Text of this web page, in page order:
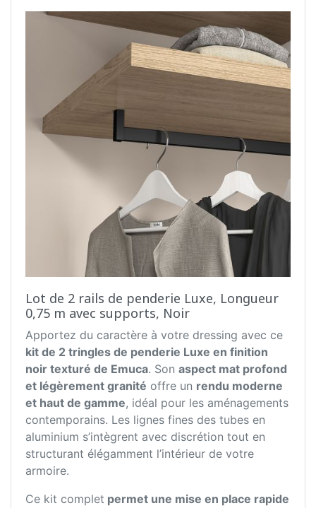
Lot de 2 rails de penderie Luxe, Longueur
0,75 m avec supports, Noir
Apportez du caractère à votre dressing avec ce
kit de 2 tringles de penderie Luxe en finition
noir texturé de Emuca. Son aspect mat profond
et légèrement granité offre un rendu moderne
et haut de gamme, idéal pour les aménagements
contemporains. Les lignes fines des tubes en
aluminium s’intègrent avec discrétion tout en
structurant élégamment l’intérieur de votre
armoire.
Ce kit complet permet une mise en place rapide